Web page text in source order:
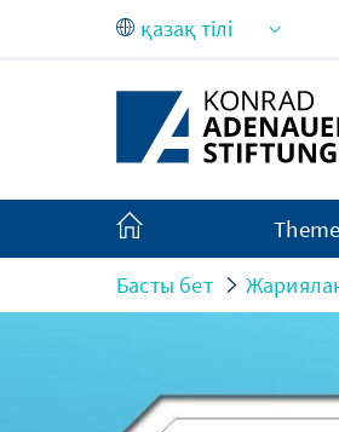
Skip to Main Content
Басты бет